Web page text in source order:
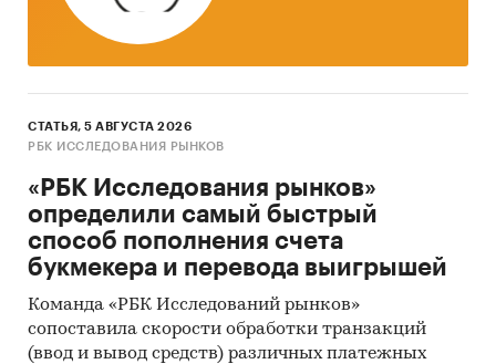
СТАТЬЯ, 5 АВГУСТА 2026
РБК ИССЛЕДОВАНИЯ РЫНКОВ
«РБК Исследования рынков»
определили самый быстрый
способ пополнения счета
букмекера и перевода выигрышей
Команда «РБК Исследований рынков»
сопоставила скорости обработки транзакций
(ввод и вывод средств) различных платежных